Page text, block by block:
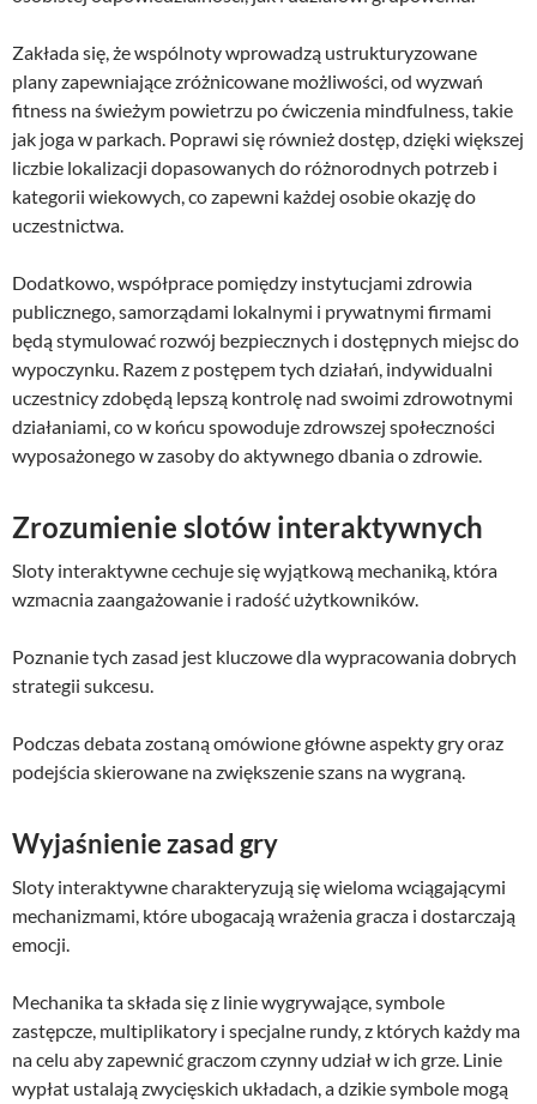
Zakłada się, że wspólnoty wprowadzą ustrukturyzowane
plany zapewniające zróżnicowane możliwości, od wyzwań
fitness na świeżym powietrzu po ćwiczenia mindfulness, takie
jak joga w parkach. Poprawi się również dostęp, dzięki większej
liczbie lokalizacji dopasowanych do różnorodnych potrzeb i
kategorii wiekowych, co zapewni każdej osobie okazję do
uczestnictwa.
Dodatkowo, współprace pomiędzy instytucjami zdrowia
publicznego, samorządami lokalnymi i prywatnymi firmami
będą stymulować rozwój bezpiecznych i dostępnych miejsc do
wypoczynku. Razem z postępem tych działań, indywidualni
uczestnicy zdobędą lepszą kontrolę nad swoimi zdrowotnymi
działaniami, co w końcu spowoduje zdrowszej społeczności
wyposażonego w zasoby do aktywnego dbania o zdrowie.
Zrozumienie slotów interaktywnych
Sloty interaktywne cechuje się wyjątkową mechaniką, która
wzmacnia zaangażowanie i radość użytkowników.
Poznanie tych zasad jest kluczowe dla wypracowania dobrych
strategii sukcesu.
Podczas debata zostaną omówione główne aspekty gry oraz
podejścia skierowane na zwiększenie szans na wygraną.
Wyjaśnienie zasad gry
Sloty interaktywne charakteryzują się wieloma wciągającymi
mechanizmami, które ubogacają wrażenia gracza i dostarczają
emocji.
Mechanika ta składa się z linie wygrywające, symbole
zastępcze, multiplikatory i specjalne rundy, z których każdy ma
na celu aby zapewnić graczom czynny udział w ich grze. Linie
wypłat ustalają zwycięskich układach, a dzikie symbole mogą